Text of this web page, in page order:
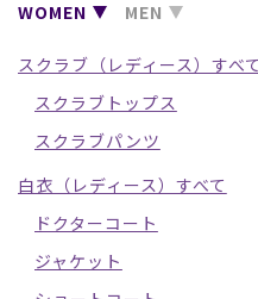
WOMEN MEN
スクラブ（レディース）すべて
スクラブトップス
スクラブパンツ
白衣（レディース）すべて
ドクターコート
ジャケット